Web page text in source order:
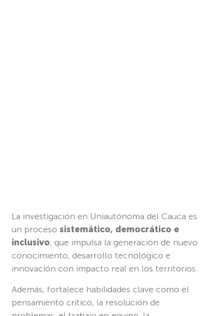
La investigación en Uniautónoma del Cauca es
un proceso sistemático, democrático e
inclusivo, que impulsa la generación de nuevo
conocimiento, desarrollo tecnológico e
innovación con impacto real en los territorios.
Además, fortalece habilidades clave como el
pensamiento crítico, la resolución de